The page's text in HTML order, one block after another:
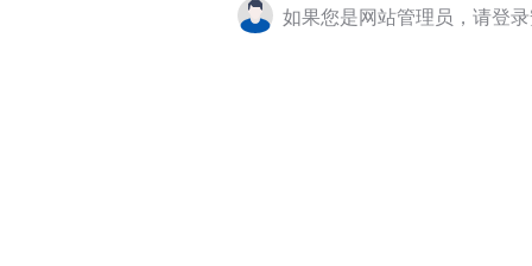
如果您是网站管理员，请登